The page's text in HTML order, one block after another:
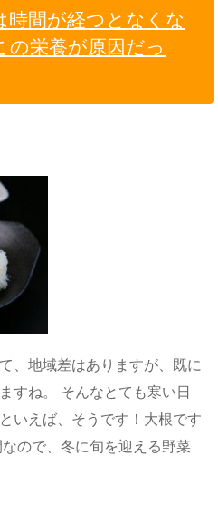
時間が経つとなくな
の栄養が原因だっ
、地域差はありますが、既に
すね。 そんなとても寒い日
いえば、そうです！大根です
ので、冬に旬を迎える野菜